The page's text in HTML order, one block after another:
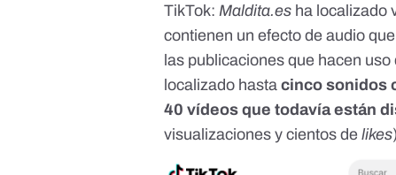
TikTok:Maldita.es ha localizado
contienen unefecto de audio
las publicaciones que hacen uso
localizado hastacincosonidos
40vídeos que todavía están
visualizaciones y cientos delikes